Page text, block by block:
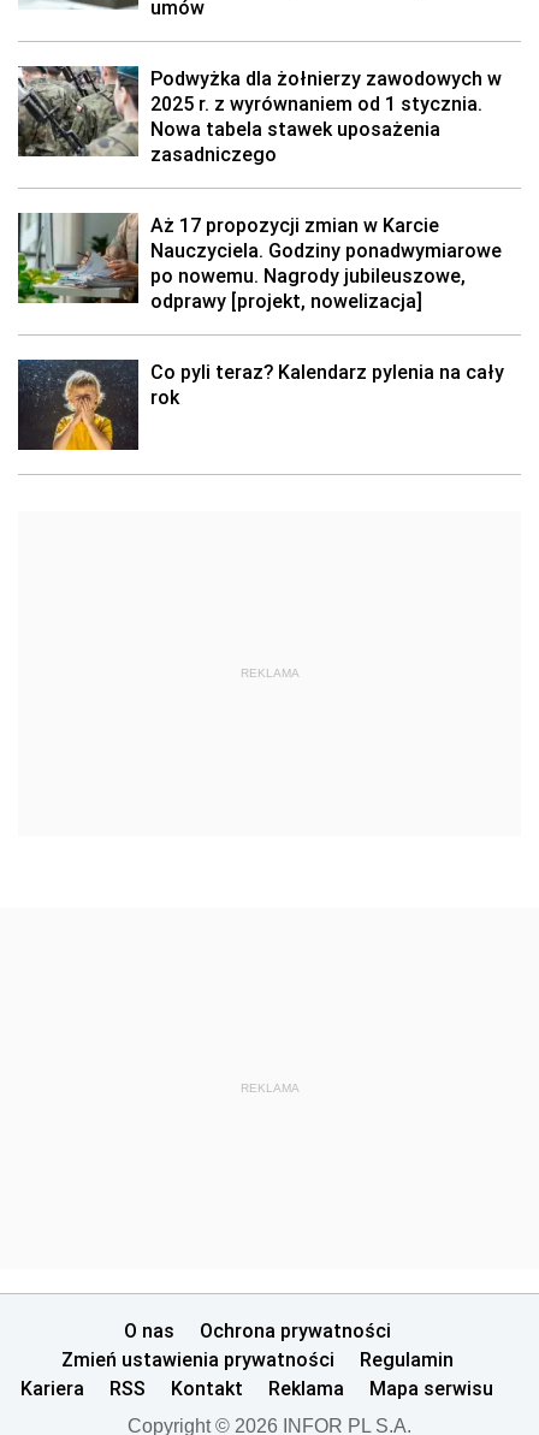
umów
Podwyżka dla żołnierzy zawodowych w
2025 r. z wyrównaniem od 1 stycznia.
Nowa tabela stawek uposażenia
zasadniczego
Aż 17 propozycji zmian w Karcie
Nauczyciela. Godziny ponadwymiarowe
po nowemu. Nagrody jubileuszowe,
odprawy [projekt, nowelizacja]
Co pyli teraz? Kalendarz pylenia na cały
rok
REKLAMA
REKLAMA
O nas
Ochrona prywatności
Zmień ustawienia prywatności
Regulamin
Kariera
RSS Kontakt Reklama Mapa serwisu
Copyright © 2026 INFOR PL S.A.